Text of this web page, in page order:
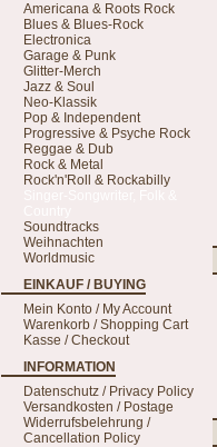
Americana & Roots Rock
Blues & Blues-Rock
Electronica
Garage & Punk
Glitter-Merch
Jazz & Soul
Neo-Klassik
Pop & Independent
Progressive & Psyche Rock
Reggae & Dub
Rock & Metal
Rock'n'Roll & Rockabilly
Soundtracks
Weihnachten
Worldmusic
EINKAUF / BUYING
Mein Konto / My Account
Warenkorb / Shopping Cart
Kasse / Checkout
INFORMATION
Datenschutz / Privacy Policy
Versandkosten / Postage
Widerrufsbelehrung /
Cancellation Policy